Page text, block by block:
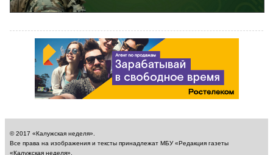
© 2017 «Калужская неделя».
Все права на изображения и тексты принадлежат МБУ «Редакция газеты
«Калужская неделя».